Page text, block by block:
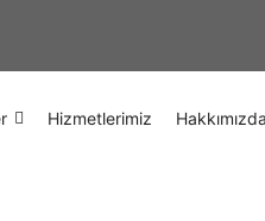
Hizmetlerimiz Hakkımızda